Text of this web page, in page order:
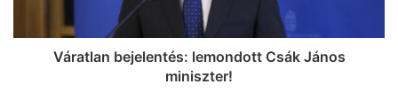
Váratlan bejelentés: lemondott Csák János
miniszter!